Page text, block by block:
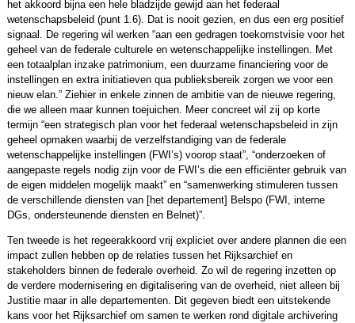
het akkoord bijna een hele bladzijde gewijd aan het federaal
wetenschapsbeleid (punt 1.6). Dat is nooit gezien, en dus een erg positief
signaal. De regering wil werken “aan een gedragen toekomstvisie voor het
geheel van de federale culturele en wetenschappelijke instellingen. Met
een totaalplan inzake patrimonium, een duurzame financiering voor de
instellingen en extra initiatieven qua publieksbereik zorgen we voor een
nieuw elan.” Ziehier in enkele zinnen de ambitie van de nieuwe regering,
die we alleen maar kunnen toejuichen. Meer concreet wil zij op korte
termijn “een strategisch plan voor het federaal wetenschapsbeleid in zijn
geheel opmaken waarbij de verzelfstandiging van de federale
wetenschappelijke instellingen (FWI’s) voorop staat”, “onderzoeken of
aangepaste regels nodig zijn voor de FWI’s die een efficiënter gebruik van
de eigen middelen mogelijk maakt” en “samenwerking stimuleren tussen
de verschillende diensten van [het departement] Belspo (FWI, interne
DGs, ondersteunende diensten en Belnet)”.
Ten tweede is het regeerakkoord vrij expliciet over andere plannen die een
impact zullen hebben op de relaties tussen het Rijksarchief en
stakeholders binnen de federale overheid. Zo wil de regering inzetten op
de verdere modernisering en digitalisering van de overheid, niet alleen bij
Justitie maar in alle departementen. Dit gegeven biedt een uitstekende
kans voor het Rijksarchief om samen te werken rond digitale archivering